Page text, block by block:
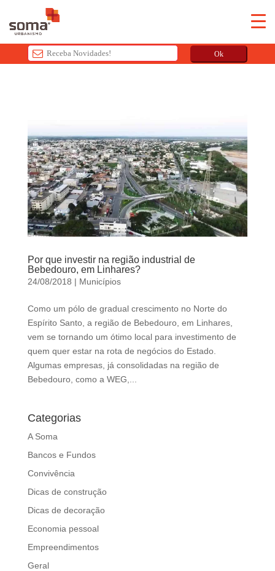
Ok
f
i
e
l
d
s
h
o
l
d
e
l
e
f
t
b
n
k
Por que investir na região industrial de
Bebedouro, em Linhares?
24/08/2018 | Municípios
Como um pólo de gradual crescimento no Norte do
Espírito Santo, a região de Bebedouro, em Linhares,
vem se tornando um ótimo local para investimento de
quem quer estar na rota de negócios do Estado.
Algumas empresas, já consolidadas na região de
Bebedouro, como a WEG,...
Categorias
A Soma
Bancos e Fundos
Convivência
Dicas de construção
Dicas de decoração
Economia pessoal
Empreendimentos
Geral